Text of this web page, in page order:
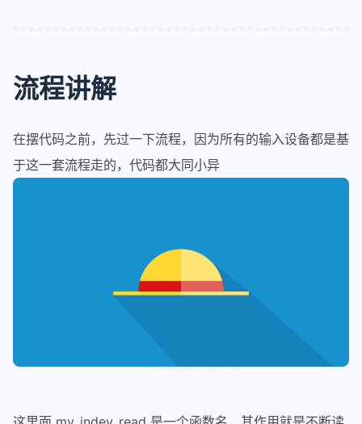
流程讲解
在摆代码之前，先过一下流程，因为所有的输入设备都是基
于这一套流程走的，代码都大同小异